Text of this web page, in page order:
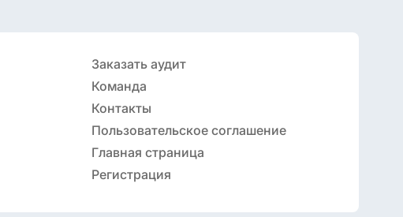
Заказать аудит
Команда
Контакты
Пользовательское соглашение
Главная страница
Регистрация